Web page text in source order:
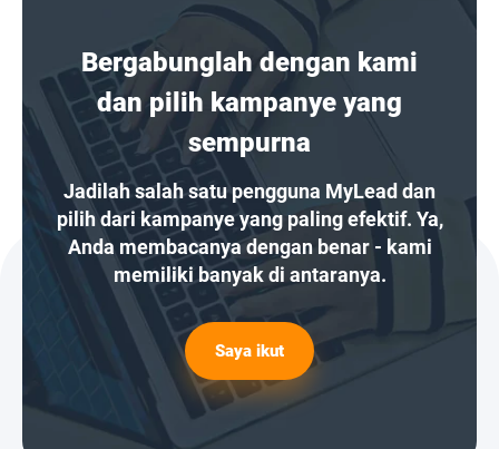
Bergabunglah dengan kami
dan pilih kampanye yang
sempurna
Jadilah salah satu pengguna MyLead dan
pilih dari kampanye yang paling efektif. Ya,
Anda membacanya dengan benar - kami
memiliki banyak di antaranya.
Saya ikut